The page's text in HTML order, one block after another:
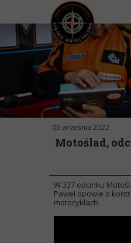
Motoślad,
05 września 2022
W 337 odcinku
Paweł opowie o
motocyklach.